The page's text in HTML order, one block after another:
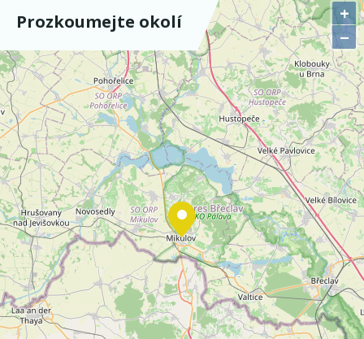
Prozkoumejte okolí
+
−